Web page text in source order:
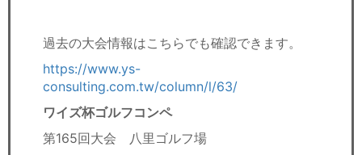
過去の大会情報はこちらでも確認できます。
https://www.ys-
consulting.com.tw/column/l/63/
ワイズ杯ゴルフコンペ
第165回大会 八里ゴルフ場